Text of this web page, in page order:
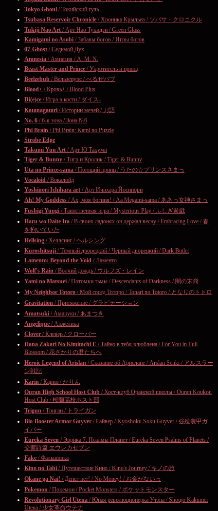
Tokyo Ghoul / Токийский гуль
Tsubasa Reservoir Chronicle / Хроника Крыльев / ツバサ・クロニクル
Tukiji Nao Art / Арт Нао Тукидзи / Green Glass
Kamigami no Asobi / Забавы богов / Игры богов
07-Ghost / Седьмой Дух
Amnesia / Амнезия / A. M. N.
Beast Master and Prince / Укротитель и принц
Beelzebub / Вельзепупс / べるぜバブ
Blood+ / Кровь+ / Blood Plus
Di(e)ce / Игра в кости / ダイス-
Katanagatari / Истории мечей / 刀語
No. 6 / 6-я зона / Зона №6
Phi Brain / Phi Brain: Kami no Puzzle
Strobe Edge
Takumi Yuu Art / Арт Ю Такуми
Tiger & Bunny / Тигр и Кролик / Tiger & Bunny
Uta no Prince-sama / Поющий принц / うたの☆プリンスさまっ
Vocaloid / Вокалойд
Yoshinori Ichihara art / Арт Ичихара Йосинори
Ah! My Goddess / Ах, моя богиня! / Aa Megami-sama / ああっ女神さまっ
Fushigi Yuugi / Таинственная игра / Mysterious Play / ふしぎ遊戯
Haru wo Daite Ita / В своих ладонях он держал весну / Embracing Love / 春
を抱いていた
Hellsing / Хеллсинг / ヘルシング
Kuroshitsuji / Тёмный дворецкий / Чёрный дворецкий / Dark Butler
Lamento: Beyond the Void / Ламенто
Wolf's Rain / Волчий дождь / ウルフズ・レイン
Yami no Matsuei / Потомки тьмы / Descendants of Darkness / 闇の末裔
My Neighbor Totoro / Мой сосед Тоторо / Tonari no Totoro / となりのトトロ
Gravitation / Притяжение / グラビテーション
Amatsuki / Амацуки / あまつき
Angelique / Анжелика
Clover / Клевер / クローバー
Hana Zakari No Kimitachi E / Тайно в тебя влюблена / For You in Full
Blossom / 花ざかりの君たちへ
Heroic Legend of Arislan / Сказание об Арислане / Arslan Senki / アルスラー
ン戦記
Karin / Карин / かりん
Ouran High School Host Club / Хост-клуб Оранской школы / Ouran Koukou
Host Club / 桜蘭高校ホスト部
Trigun / Триган / トライガン
Bio-Booster Armor Guyver / Гайвер / Kyoshoku Soku Guyver / 強殖装甲ガ
イバー
Eureka Seven / Эврика 7: Псалмы Планет / Eureka Seven Psalms of Planets /
交響詩篇 エウレカセブン
Fake / Фальшивка
Kino no Tabi / Путешествие Кино / Kino's Journey / キノの旅
Okane ga Nai! / Денег нет! / No Money! / お金がないっ
Pokemon / Покемон / Pocket Monsters / ポケットモンスター
Revolutionary Girl Utena / Юная революционерка Утэна / Shoujo Kakumei
Utena / 少女革命ウテナ